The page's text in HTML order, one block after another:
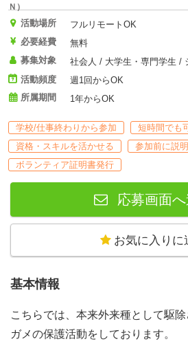
Ｎ）
活動場所
フルリモートOK
必要経費
無料
募集対象
社会人 / 大学生・専門学生 /
活動頻度
週1回からOK
所属期間
1年からOK
学校/仕事終わりから参加
短時間でも
資格・スキルを活かせる
参加前に説
ボランティア証明書発行
応募画面
お気に入りに
基本情報
こちらでは、本来外来種として駆
ガメの保護活動をしております。